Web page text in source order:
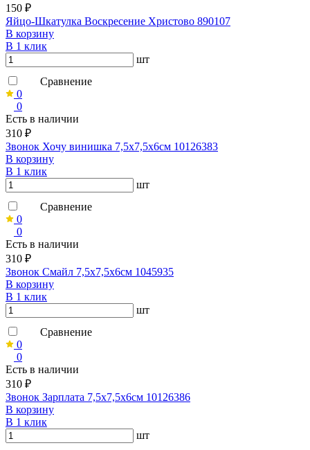
150 ₽
Яйцо-Шкатулка Воскресение Христово 890107
В корзину
В 1 клик
шт
Сравнение
0
0
Есть в наличии
310 ₽
Звонок Хочу винишка 7,5х7,5х6см 10126383
В корзину
В 1 клик
шт
Сравнение
0
0
Есть в наличии
310 ₽
Звонок Смайл 7,5х7,5х6см 1045935
В корзину
В 1 клик
шт
Сравнение
0
0
Есть в наличии
310 ₽
Звонок Зарплата 7,5х7,5х6см 10126386
В корзину
В 1 клик
шт